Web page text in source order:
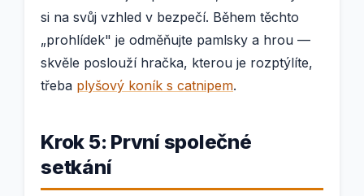
si na svůj vzhled v bezpečí. Během těchto
„prohlídek" je odměňujte pamlsky a hrou —
skvěle poslouží hračka, kterou je rozptýlíte,
třeba plyšový koník s catnipem.
Krok 5: První společné
setkání